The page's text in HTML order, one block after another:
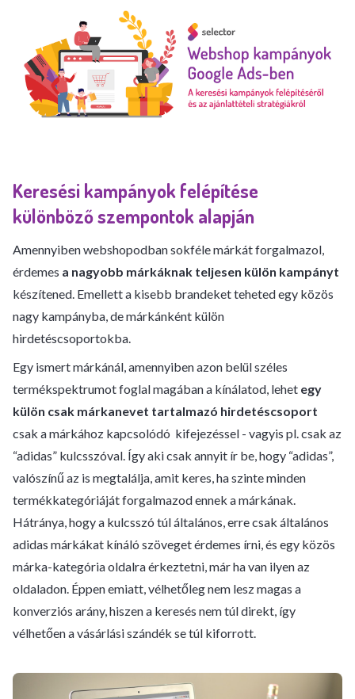
Keresési kampányok felépítése
különböző szempontok alapján
Amennyiben webshopodban sokféle márkát forgalmazol,
érdemes a nagyobb márkáknak teljesen külön kampányt
készítened. Emellett a kisebb brandeket teheted egy közös
nagy kampányba, de márkánként külön
hirdetéscsoportokba.
Egy ismert márkánál, amennyiben azon belül széles
termékspektrumot foglal magában a kínálatod, lehet egy
külön csak márkanevet tartalmazó hirdetéscsoport
csak a márkához kapcsolódó kifejezéssel - vagyis pl. csak az
“adidas” kulcsszóval. Így aki csak annyit ír be, hogy “adidas”,
valószínű az is megtalálja, amit keres, ha szinte minden
termékkategóriáját forgalmazod ennek a márkának.
Hátránya, hogy a kulcsszó túl általános, erre csak általános
adidas márkákat kínáló szöveget érdemes írni, és egy közös
márka-kategória oldalra érkeztetni, már ha van ilyen az
oldaladon. Éppen emiatt, vélhetőleg nem lesz magas a
konverziós arány, hiszen a keresés nem túl direkt, így
vélhetően a vásárlási szándék se túl kiforrott.